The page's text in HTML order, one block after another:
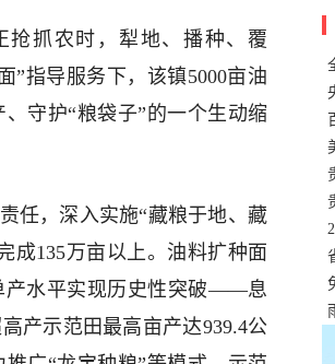
抢抓农时，犁地、播种、覆
指导服务下，该镇5000亩油
守护“粮袋子”的一个生动缩
任，深入实施“藏粮于地、藏
成135万亩以上。油料扩种面
产水平实现历史性突破——息
产示范田最高亩产达939.4公